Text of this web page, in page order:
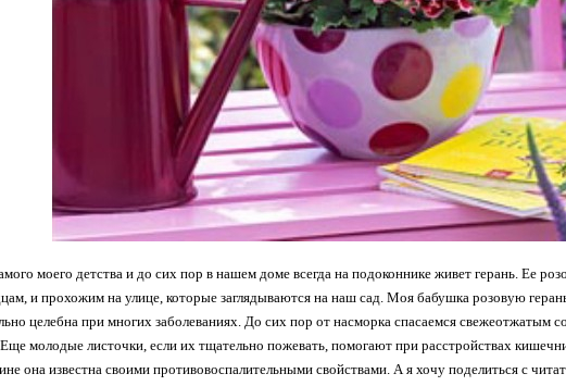
моего детства и до сих пор в нашем доме всегда на подоконнике живет герань. Ее
и прохожим на улице, которые заглядываются на наш сад. Моя бабушка розовую
целебна при многих заболеваниях. До сих пор от насморка спасаемся свежеотжатым
Еще молодые листочки, если их тщательно пожевать, помогают при расстройствах
она известна своими противовоспалительными свойствами. А я хочу поделиться с